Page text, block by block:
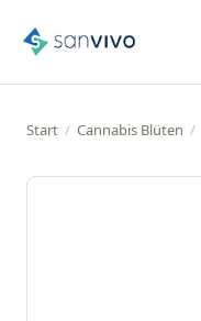
Start / Cannabis Blüten /